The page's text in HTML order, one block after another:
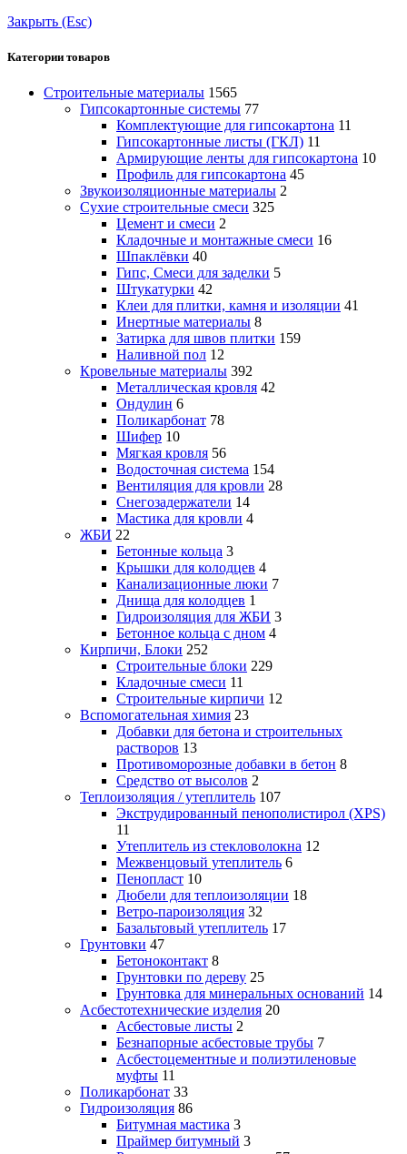
Закрыть (Esc)
Категории товаров
Строительные материалы 1565
Гипсокартонные системы 77
Комплектующие для гипсокартона 11
Гипсокартонные листы (ГКЛ) 11
Армирующие ленты для гипсокартона 10
Профиль для гипсокартона 45
Звукоизоляционные материалы 2
Сухие строительные смеси 325
Цемент и смеси 2
Кладочные и монтажные смеси 16
Шпаклёвки 40
Гипс, Смеси для заделки 5
Штукатурки 42
Клеи для плитки, камня и изоляции 41
Инертные материалы 8
Затирка для швов плитки 159
Наливной пол 12
Кровельные материалы 392
Металлическая кровля 42
Ондулин 6
Поликарбонат 78
Шифер 10
Мягкая кровля 56
Водосточная система 154
Вентиляция для кровли 28
Снегозадержатели 14
Мастика для кровли 4
ЖБИ 22
Бетонные кольца 3
Крышки для колодцев 4
Канализационные люки 7
Днища для колодцев 1
Гидроизоляция для ЖБИ 3
Бетонное кольца с дном 4
Кирпичи, Блоки 252
Строительные блоки 229
Кладочные смеси 11
Строительные кирпичи 12
Вспомогательная химия 23
Добавки для бетона и строительных
растворов 13
Противоморозные добавки в бетон 8
Средство от высолов 2
Теплоизоляция / утеплитель 107
Экструдированный пенополистирол (XPS)
11
Утеплитель из стекловолокна 12
Межвенцовый утеплитель 6
Пенопласт 10
Дюбели для теплоизоляции 18
Ветро-пароизоляция 32
Базальтовый утеплитель 17
Грунтовки 47
Бетоноконтакт 8
Грунтовки по дереву 25
Грунтовка для минеральных оснований 14
Асбестотехнические изделия 20
Асбестовые листы 2
Безнапорные асбестовые трубы 7
Асбестоцементные и полиэтиленовые
муфты 11
Поликарбонат 33
Гидроизоляция 86
Битумная мастика 3
Праймер битумный 3